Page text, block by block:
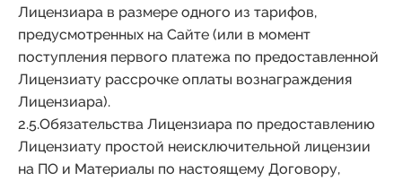
Лицензиара в размере одного из тарифов,
предусмотренных на Сайте (или в момент
поступления первого платежа по предоставленной
Лицензиату рассрочке оплаты вознаграждения
Лицензиара).
2.5.Обязательства Лицензиара по предоставлению
Лицензиату простой неисключительной лицензии
на ПО и Материалы по настоящему Договору,